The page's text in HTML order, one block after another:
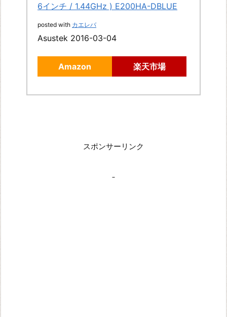
6インチ / 1.44GHz ) E200HA-DBLUE
posted with カエレバ
Asustek 2016-03-04
Amazon 楽天市場
スポンサーリンク